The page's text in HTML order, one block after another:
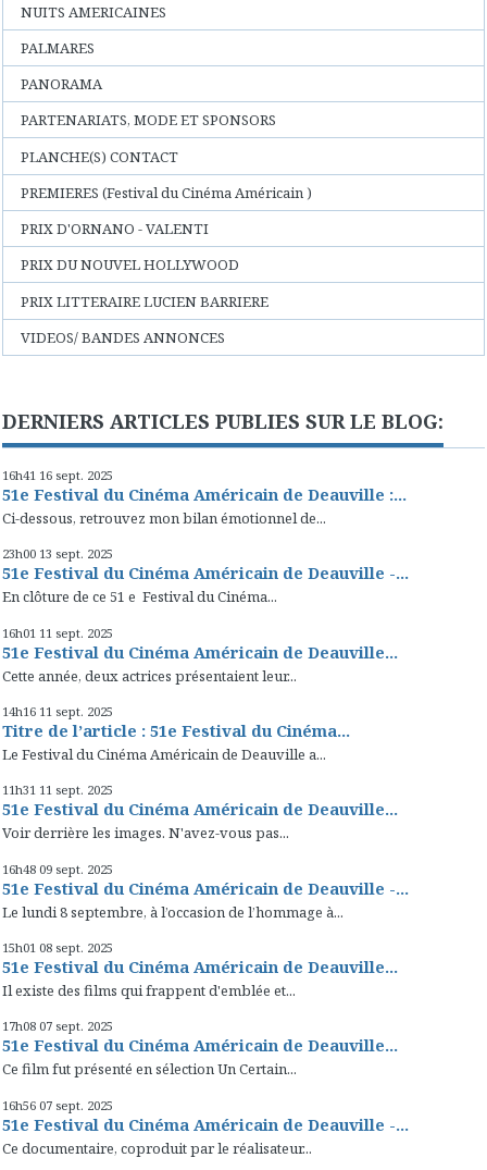
NUITS AMERICAINES
PALMARES
PANORAMA
PARTENARIATS, MODE ET SPONSORS
PLANCHE(S) CONTACT
PREMIERES (Festival du Cinéma Américain )
PRIX D'ORNANO - VALENTI
PRIX DU NOUVEL HOLLYWOOD
PRIX LITTERAIRE LUCIEN BARRIERE
VIDEOS/ BANDES ANNONCES
DERNIERS ARTICLES PUBLIES SUR LE BLOG:
16h41 16 sept. 2025
51e Festival du Cinéma Américain de Deauville :...
Ci-dessous, retrouvez mon bilan émotionnel de...
23h00 13 sept. 2025
51e Festival du Cinéma Américain de Deauville -...
En clôture de ce 51 e Festival du Cinéma...
16h01 11 sept. 2025
51e Festival du Cinéma Américain de Deauville...
Cette année, deux actrices présentaient leur...
14h16 11 sept. 2025
Titre de l’article : 51e Festival du Cinéma...
Le Festival du Cinéma Américain de Deauville a...
11h31 11 sept. 2025
51e Festival du Cinéma Américain de Deauville...
Voir derrière les images. N'avez-vous pas...
16h48 09 sept. 2025
51e Festival du Cinéma Américain de Deauville -...
Le lundi 8 septembre, à l’occasion de l’hommage à...
15h01 08 sept. 2025
51e Festival du Cinéma Américain de Deauville...
Il existe des films qui frappent d'emblée et...
17h08 07 sept. 2025
51e Festival du Cinéma Américain de Deauville...
Ce film fut présenté en sélection Un Certain...
16h56 07 sept. 2025
51e Festival du Cinéma Américain de Deauville -...
Ce documentaire, coproduit par le réalisateur...